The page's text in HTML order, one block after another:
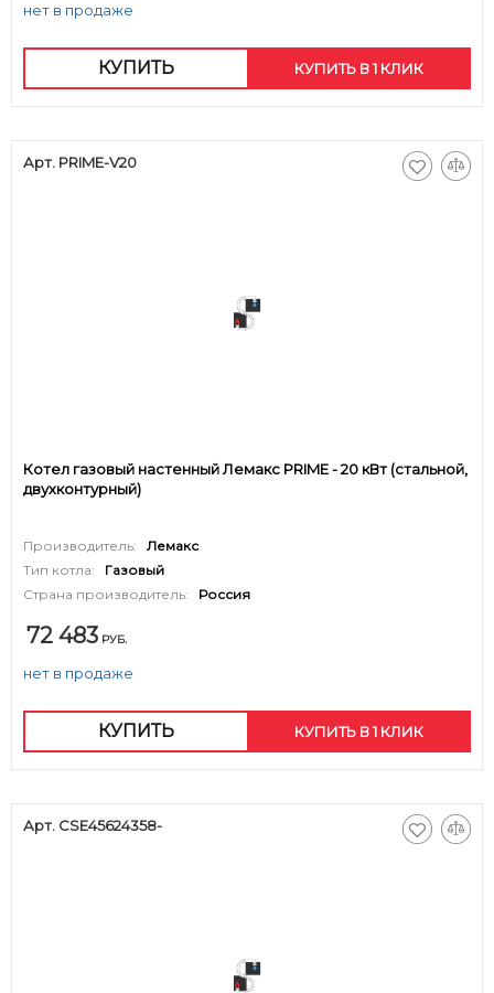
нет в продаже
КУПИТЬ КУПИТЬ В 1 КЛИК
Арт. PRIME-V20
Котел газовый настенный Лемакс PRIME - 20 кВт (стальной,
двухконтурный)
Производитель:
Лемакс
Тип котла:
Газовый
Страна производитель:
Россия
72 483 РУБ.
нет в продаже
КУПИТЬ КУПИТЬ В 1 КЛИК
Арт. CSE45624358-